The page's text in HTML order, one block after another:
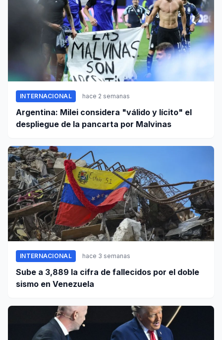
INTERNACIONAL hace 2 semanas
Argentina: Milei considera "válido y lícito" el
despliegue de la pancarta por Malvinas
INTERNACIONAL hace 3 semanas
Sube a 3,889 la cifra de fallecidos por el doble
sismo en Venezuela